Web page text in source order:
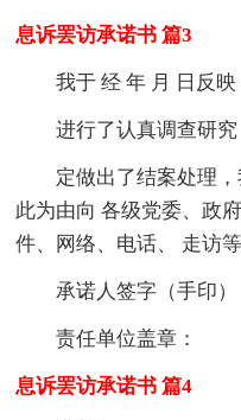
息诉罢访承诺书 篇3
我于 经 年 月 日反映
进行了认真调查研
定做出了结案处理
此为由向 各级党委、政
件、网络、电话、 走访
承诺人签字（手印）
责任单位盖章：
息诉罢访承诺书 篇4